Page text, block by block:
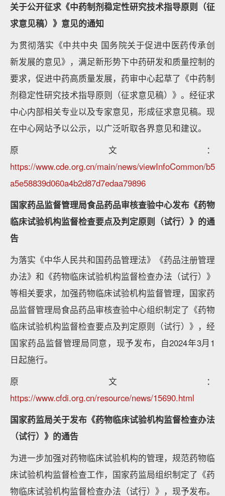
关于公开征求《中药制剂稳定性研究技术指导原则（征
求意见稿）》意见的通知
为贯彻落实《中共中央 国务院关于促进中医药传承创
新发展的意见》，满足新形势下中药研发和质量控制的
要求，促进中药高质量发展，药审中心起草了《中药制
剂稳定性研究技术指导原则（征求意见稿）》。经征求
中心内部相关专业以及专家意见，形成征求意见稿。现
在中心网站予以公示，以广泛听取各界意见和建议。
原文：
https://www.cde.org.cn/main/news/viewInfoCommon/b5
a5e58839d060a4b2d87d7edaa79896
国家药品监督管理局食品药品审核查验中心发布《药物
临床试验机构监督检查要点及判定原则（试行）》的通
告
为落实《中华人民共和国药品管理法》《药品注册管理
办法》和《药物临床试验机构监督检查办法（试行）》
等相关要求，加强药物临床试验机构监督管理，国家药
品监督管理局食品药品审核查验中心组织制定了《药物
临床试验机构监督检查要点及判定原则（试行）》，经
国家药品监督管理局同意，现予发布，自2024年3月1
日起施行。
原文：
https://www.cfdi.org.cn/resource/news/15690.html
国家药监局关于发布《药物临床试验机构监督检查办法
（试行）》的通告
为进一步加强对药物临床试验机构的管理，规范药物临
床试验机构监督检查工作，国家药监局组织制定了《药
物临床试验机构监督检查办法（试行）》，现予发布。